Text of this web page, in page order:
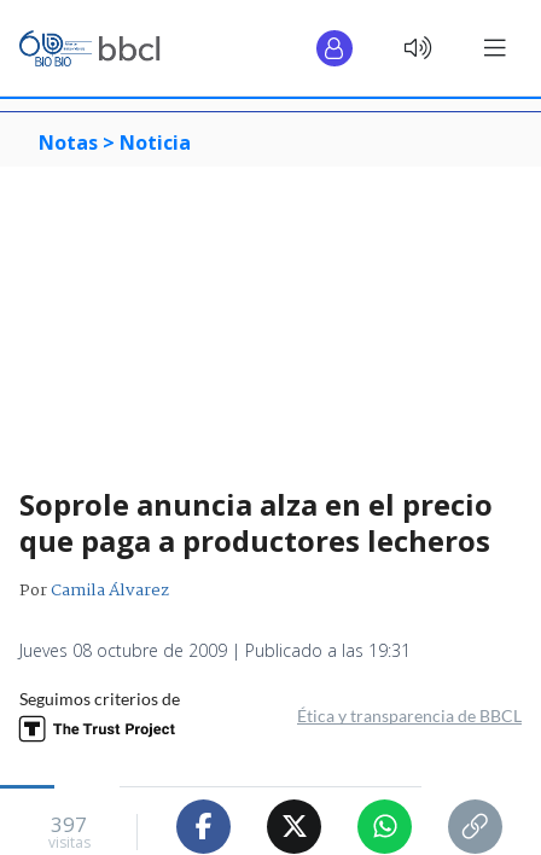
Notas > Noticia
Soprole anuncia alza en el precio
que paga a productores lecheros
PorCamila Álvarez
Jueves 08 octubre de 2009 | Publicado a las 19:31
Seguimos criterios de
Ética y transparencia de BBCL
397
visitas